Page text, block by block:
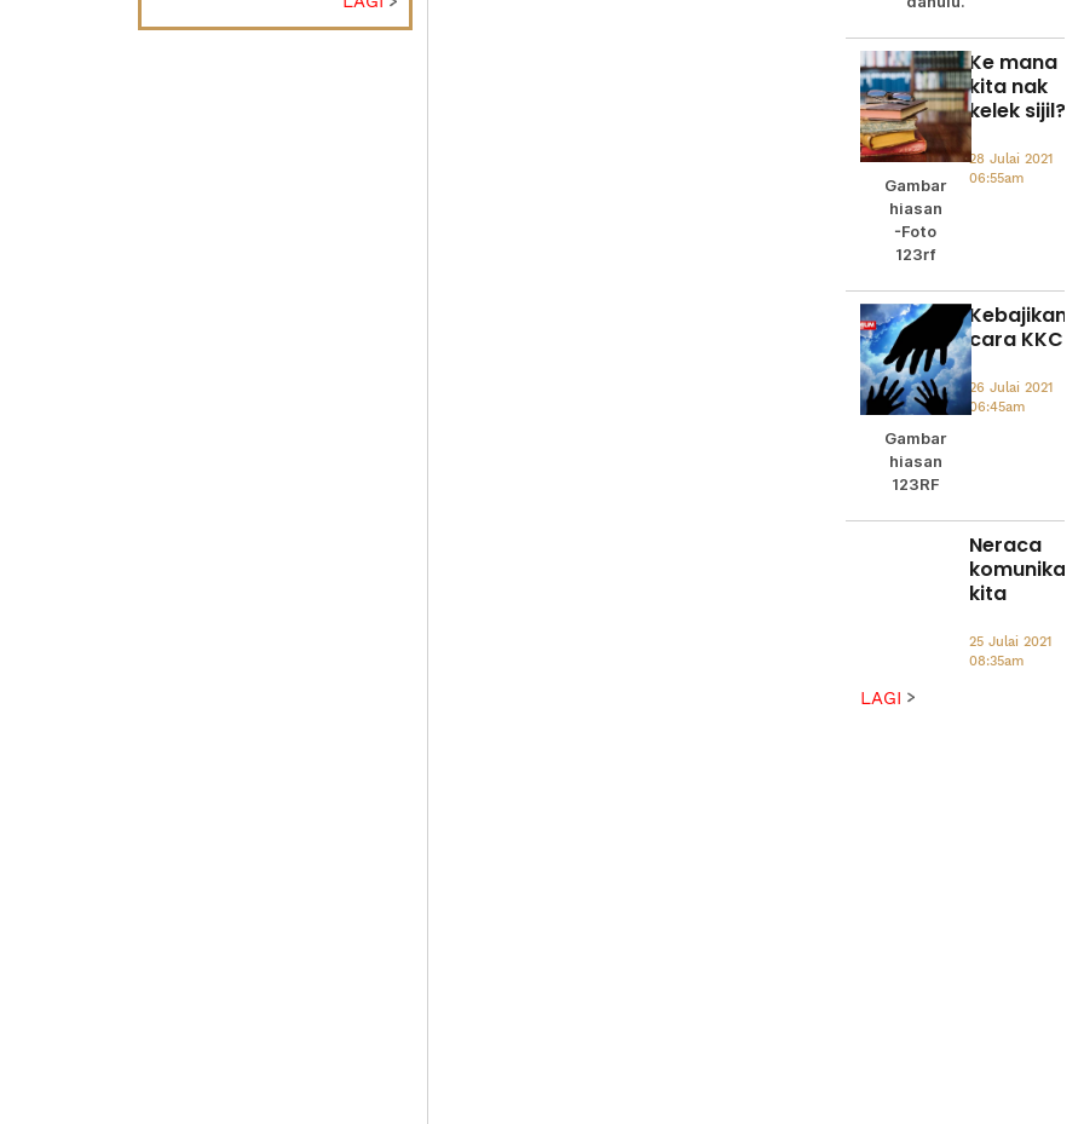
Gambar
hiasan
-Foto
123rf
Ke mana
kita nak
kelek sijil?
28 Julai 2021
06:55am
Gambar
hiasan
123RF
Kebajikan
cara KKCK
26 Julai 2021
06:45am
Neraca
komunikasi
kita
25 Julai 2021
08:35am
LAGI